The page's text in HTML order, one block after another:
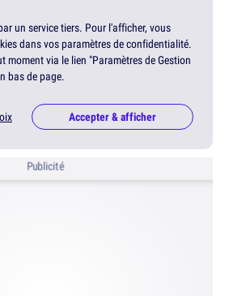
un service tiers. Pour l'afficher, vous
dans vos paramètres de confidentialité.
moment via le lien "Paramètres de Gestion
bas de page.
Accepter & afficher
Publicité